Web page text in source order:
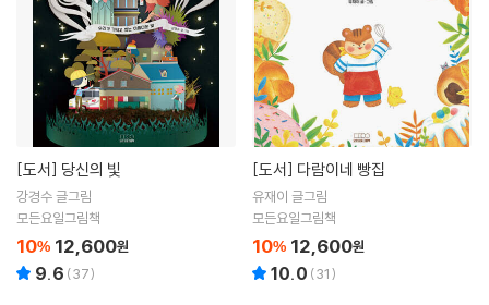
[도서] 당신의 빛
강경수 글그림
모든요일그림책
10% 12,600원
9.6 (37)
[도서] 다람이네 빵집
유재이 글그림
모든요일그림책
10% 12,600원
10.0 (31)